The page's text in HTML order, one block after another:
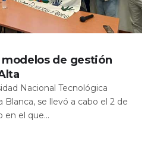
de gestión
Nacional Tecnológica
Blanca, se llevó a cabo el 2 de
en el que...